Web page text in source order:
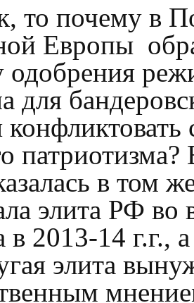
то почему в
Европы
одобрения
для
в том
элита РФ во
в 2013-14
элита